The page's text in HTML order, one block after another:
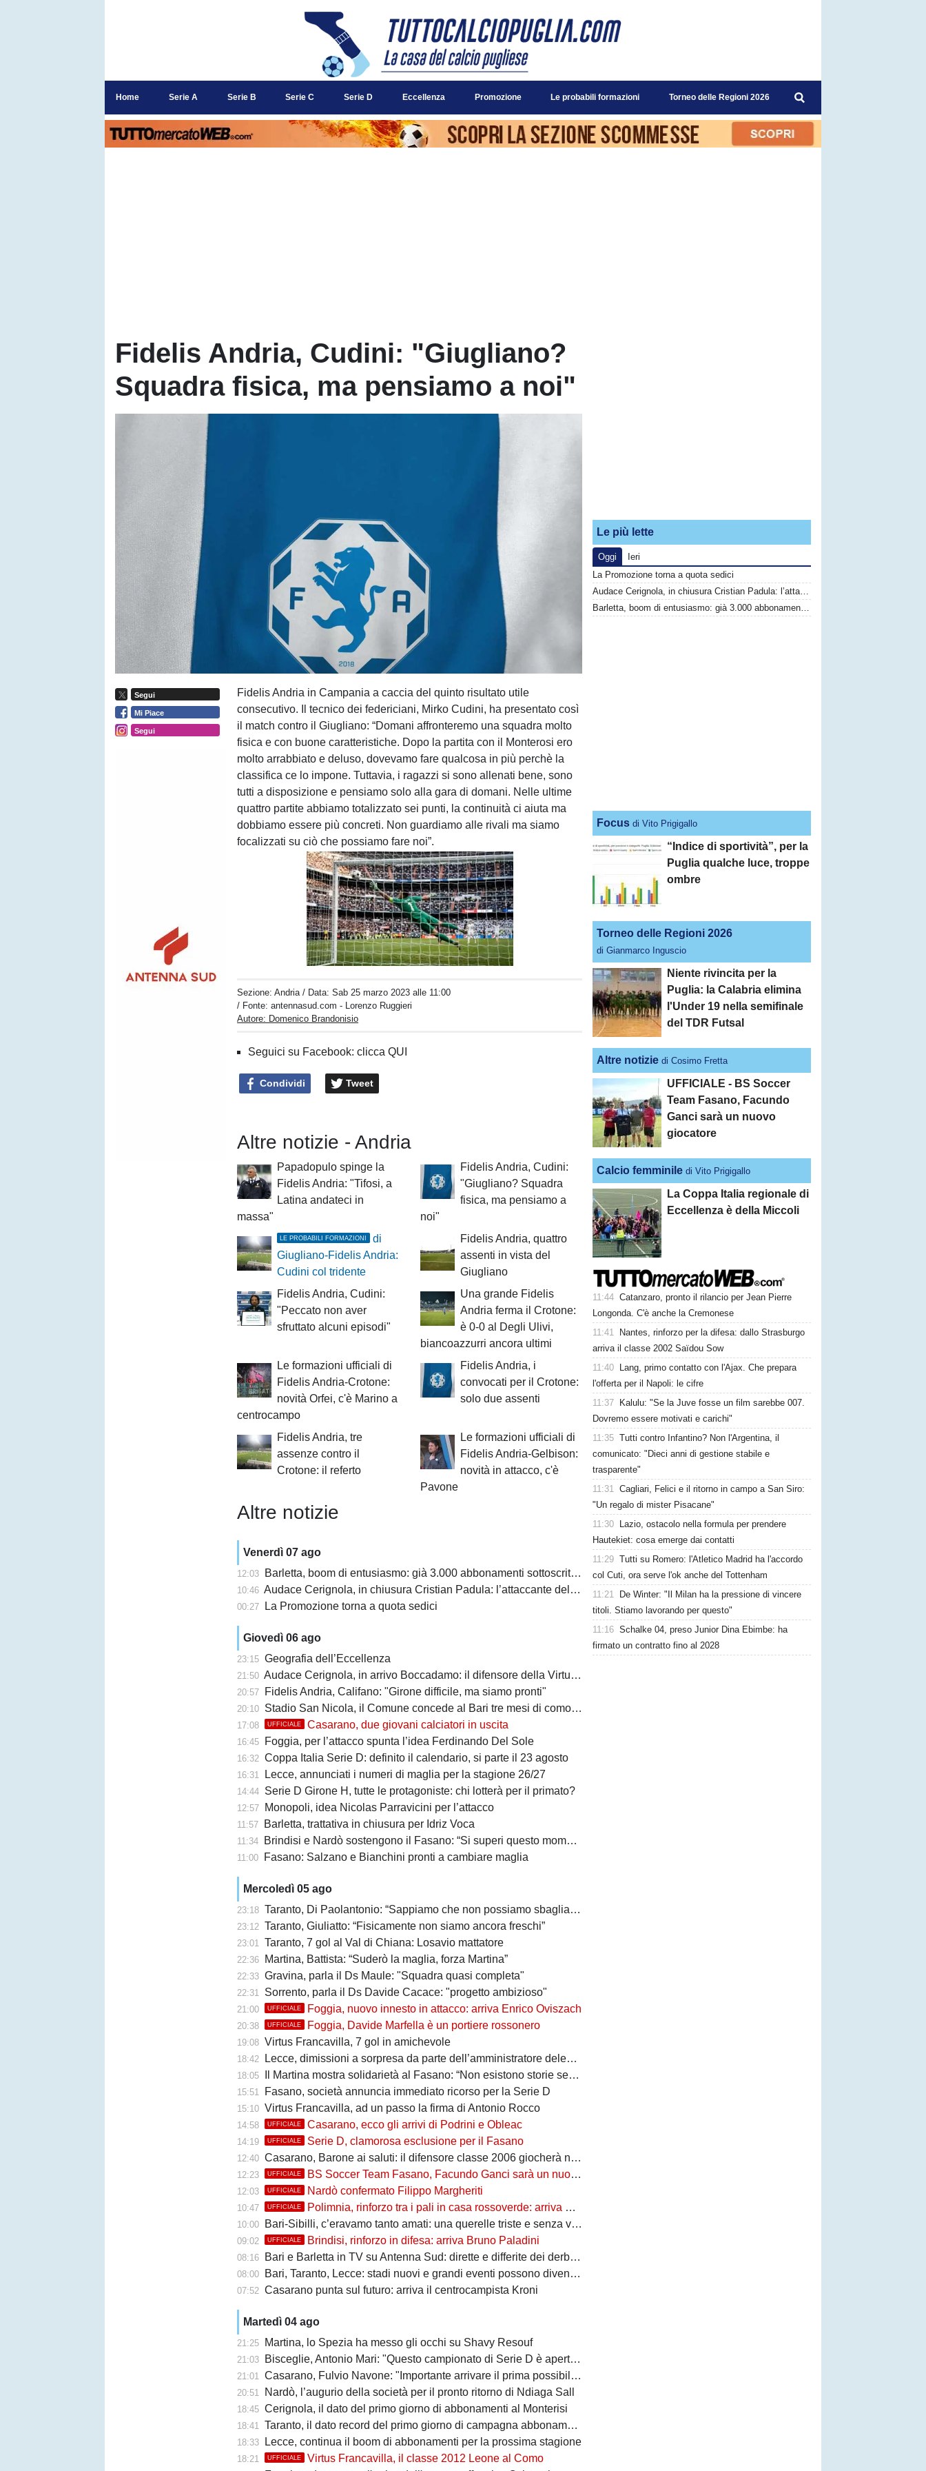
Home Serie A Serie B Serie C Serie D Eccellenza Promozione Le probabili formazioni Torneo delle Regioni 2026
Fidelis Andria, Cudini: "Giugliano?
Squadra fisica, ma pensiamo a noi"
Segui
Mi Piace
Segui
Fidelis Andria in Campania a caccia del quinto risultato utile
consecutivo. Il tecnico dei federiciani, Mirko Cudini, ha presentato così
il match contro il Giugliano: “Domani affronteremo una squadra molto
fisica e con buone caratteristiche. Dopo la partita con il Monterosi ero
molto arrabbiato e deluso, dovevamo fare qualcosa in più perchè la
classifica ce lo impone. Tuttavia, i ragazzi si sono allenati bene, sono
tutti a disposizione e pensiamo solo alla gara di domani. Nelle ultime
quattro partite abbiamo totalizzato sei punti, la continuità ci aiuta ma
dobbiamo essere più concreti. Non guardiamo alle rivali ma siamo
focalizzati su ciò che possiamo fare noi”.
Unmute
Loaded:
100.00%
Sezione:Andria / Data:Sab 25 marzo 2023 alle 11:00
/ Fonte: antennasud.com - Lorenzo Ruggieri
Autore: Domenico Brandonisio
Seguici su Facebook: clicca QUI
Condividi Tweet
Altre notizie - Andria
Papadopulo spinge la
Fidelis Andria: "Tifosi, a
Latina andateci in
massa"
Fidelis Andria, Cudini:
"Giugliano? Squadra
fisica, ma pensiamo a
noi"
LE PROBABILI FORMAZIONI
di
Giugliano-Fidelis Andria:
Cudini col tridente
Fidelis Andria, quattro
assenti in vista del
Giugliano
Fidelis Andria, Cudini:
"Peccato non aver
sfruttato alcuni episodi"
Una grande Fidelis
Andria ferma il Crotone:
è 0-0 al Degli Ulivi,
biancoazzurri ancora ultimi
Le formazioni ufficiali di
Fidelis Andria-Crotone:
novità Orfei, c'è Marino a
centrocampo
Fidelis Andria, i
convocati per il Crotone:
solo due assenti
Fidelis Andria, tre
assenze contro il
Crotone: il referto
Le formazioni ufficiali di
Fidelis Andria-Gelbison:
novità in attacco, c'è
Pavone
Altre notizie
Venerdì 07 ago
12:03 Barletta, boom di entusiasmo: già 3.000 abbonamenti sottoscritti per la Serie C
10:46 Audace Cerignola, in chiusura Cristian Padula: l’attaccante del Torino arriva in prestito
00:27 La Promozione torna a quota sedici
Giovedì 06 ago
23:15 Geografia dell’Eccellenza
21:50 Audace Cerignola, in arrivo Boccadamo: il difensore della Virtus Entella verso il prestito in gialloblù
20:57 Fidelis Andria, Califano: "Girone difficile, ma siamo pronti"
20:10 Stadio San Nicola, il Comune concede al Bari tre mesi di comodato d’uso precario: i dettagli
17:08 UFFICIALE Casarano, due giovani calciatori in uscita
16:45 Foggia, per l’attacco spunta l’idea Ferdinando Del Sole
16:32 Coppa Italia Serie D: definito il calendario, si parte il 23 agosto
16:31 Lecce, annunciati i numeri di maglia per la stagione 26/27
14:44 Serie D Girone H, tutte le protagoniste: chi lotterà per il primato?
12:57 Monopoli, idea Nicolas Parravicini per l’attacco
11:57 Barletta, trattativa in chiusura per Idriz Voca
11:34 Brindisi e Nardò sostengono il Fasano: “Si superi questo momento quanto prima”
11:00 Fasano: Salzano e Bianchini pronti a cambiare maglia
Mercoledì 05 ago
23:18 Taranto, Di Paolantonio: “Sappiamo che non possiamo sbagliare”
23:12 Taranto, Giuliatto: “Fisicamente non siamo ancora freschi”
23:01 Taranto, 7 gol al Val di Chiana: Losavio mattatore
22:36 Martina, Battista: “Suderò la maglia, forza Martina”
22:33 Gravina, parla il Ds Maule: "Squadra quasi completa"
22:31 Sorrento, parla il Ds Davide Cacace: "progetto ambizioso"
21:00 UFFICIALE Foggia, nuovo innesto in attacco: arriva Enrico Oviszach
20:38 UFFICIALE Foggia, Davide Marfella è un portiere rossonero
19:08 Virtus Francavilla, 7 gol in amichevole
18:42 Lecce, dimissioni a sorpresa da parte dell’amministratore delegato
18:05 Il Martina mostra solidarietà al Fasano: “Non esistono storie senza avversari”
15:51 Fasano, società annuncia immediato ricorso per la Serie D
15:10 Virtus Francavilla, ad un passo la firma di Antonio Rocco
14:58 UFFICIALE Casarano, ecco gli arrivi di Podrini e Obleac
14:19 UFFICIALE Serie D, clamorosa esclusione per il Fasano
12:40 Casarano, Barone ai saluti: il difensore classe 2006 giocherà nel Lanciano
12:23 UFFICIALE BS Soccer Team Fasano, Facundo Ganci sarà un nuovo giocatore
12:03 UFFICIALE Nardò confermato Filippo Margheriti
10:47 UFFICIALE Polimnia, rinforzo tra i pali in casa rossoverde: arriva Victor De Caro
10:00 Bari-Sibilli, c’eravamo tanto amati: una querelle triste e senza vincitori
09:02 UFFICIALE Brindisi, rinforzo in difesa: arriva Bruno Paladini
08:16 Bari e Barletta in TV su Antenna Sud: dirette e differite dei derby più attesi
08:00 Bari, Taranto, Lecce: stadi nuovi e grandi eventi possono diventare opportunità
07:52 Casarano punta sul futuro: arriva il centrocampista Kroni
Martedì 04 ago
21:25 Martina, lo Spezia ha messo gli occhi su Shavy Resouf
21:03 Bisceglie, Antonio Mari: "Questo campionato di Serie D è aperto a tutti"
21:01 Casarano, Fulvio Navone: "Importante arrivare il prima possibile alla salvezza"
20:51 Nardò, l’augurio della società per il pronto ritorno di Ndiaga Sall
18:45 Cerignola, il dato del primo giorno di abbonamenti al Monterisi
18:41 Taranto, il dato record del primo giorno di campagna abbonamenti
18:33 Lecce, continua il boom di abbonamenti per la prossima stagione
18:21 UFFICIALE Virtus Francavilla, il classe 2012 Leone al Como
Le più lette
Oggi
Ieri
La Promozione torna a quota sedici
Audace Cerignola, in chiusura Cristian Padula: l’attaccante del Torino arriva in prestito
Barletta, boom di entusiasmo: già 3.000 abbonamenti sottoscritti per la Serie C
Focus di Vito Prigigallo
“Indice di sportività”, per la
Puglia qualche luce, troppe
ombre
Torneo delle Regioni 2026
di Gianmarco Inguscio
Niente rivincita per la
Puglia: la Calabria elimina
l'Under 19 nella semifinale
del TDR Futsal
Altre notizie di Cosimo Fretta
UFFICIALE - BS Soccer
Team Fasano, Facundo
Ganci sarà un nuovo
giocatore
Calcio femminile di Vito Prigigallo
La Coppa Italia regionale di
Eccellenza è della Miccoli
11:44 Catanzaro, pronto il rilancio per Jean Pierre
Longonda. C'è anche la Cremonese
11:41
Nantes, rinforzo per la difesa: dallo Strasburgo
arriva il classe 2002 Saïdou Sow
11:40
Lang, primo contatto con l'Ajax. Che prepara
l'offerta per il Napoli: le cifre
11:37
Kalulu: "Se la Juve fosse un film sarebbe 007.
Dovremo essere motivati e carichi"
11:35 Tutti contro Infantino? Non l'Argentina, il
comunicato: "Dieci anni di gestione stabile e
trasparente"
11:31 Cagliari, Felici e il ritorno in campo a San Siro:
"Un regalo di mister Pisacane"
11:30
Lazio, ostacolo nella formula per prendere
Hautekiet: cosa emerge dai contatti
11:29 Tutti su Romero: l'Atletico Madrid ha l'accordo
col Cuti, ora serve l'ok anche del Tottenham
11:21
De Winter: "Il Milan ha la pressione di vincere
titoli. Stiamo lavorando per questo"
11:16 Schalke 04, preso Junior Dina Ebimbe: ha
firmato un contratto fino al 2028